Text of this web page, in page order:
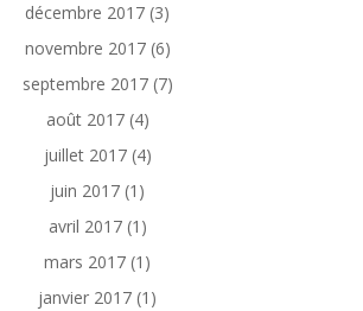
décembre 2017 (3)
novembre 2017(6)
septembre 2017(7)
août 2017(4)
juillet 2017(4)
juin 2017 (1)
avril 2017(1)
mars 2017 (1)
janvier 2017 (1)